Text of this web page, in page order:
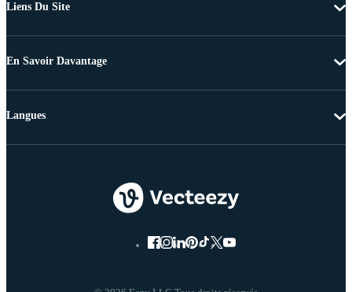
Liens Du Site
En Savoir Davantage
Langues